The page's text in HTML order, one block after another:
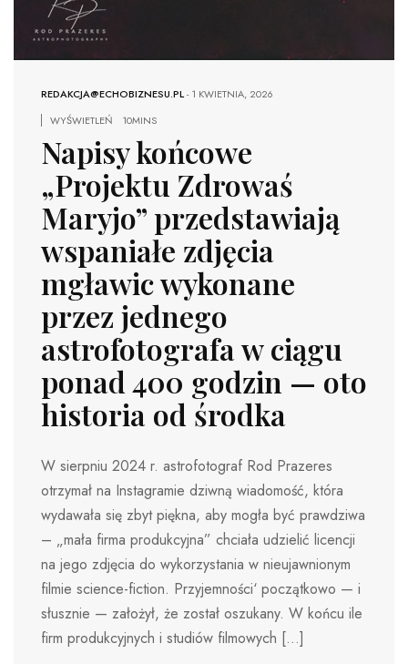
REDAKCJA@ECHOBIZNESU.PL-1 KWIETNIA, 2026
WYŚWIETLEŃ
10MINS
Napisy końcowe
„Projektu Zdrowaś
Maryjo” przedstawiają
wspaniałe zdjęcia
mgławic wykonane
przez jednego
astrofotografa w ciągu
ponad 400 godzin — oto
historia od środka
W sierpniu 2024 r. astrofotograf Rod Prazeres
otrzymał na Instagramie dziwną wiadomość, która
wydawała się zbyt piękna, aby mogła być prawdziwa
– „mała firma produkcyjna” chciała udzielić licencji
na jego zdjęcia do wykorzystania w nieujawnionym
filmie science-fiction. Przyjemności‘ początkowo — i
słusznie — założył, że został oszukany. W końcu ile
firm produkcyjnych i studiów filmowych […]